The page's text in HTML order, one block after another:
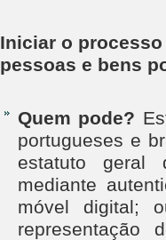
Iniciar o
pessoas e bens
Quem pode?
portugueses e
estatuto geral
mediante
móvel digital;
representação